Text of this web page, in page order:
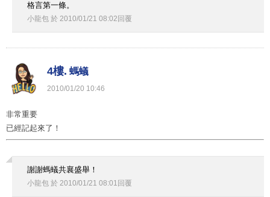
格言第一條。
小龍包 於 2010/01/21 08:02 回覆
4樓. 螞蟻
2010/01/20 10:46
非常重要
已經記起來了！
謝謝螞蟻共襄盛舉！
小龍包 於 2010/01/21 08:01 回覆